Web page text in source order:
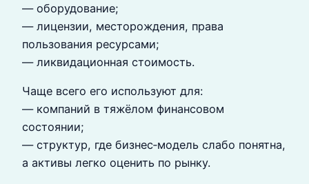
— оборудование;
— лицензии, месторождения, права
пользования ресурсами;
— ликвидационная стоимость.
Чаще всего его используют для:
— компаний в тяжёлом финансовом
состоянии;
— структур, где бизнес‑модель слабо понятна,
а активы легко оценить по рынку.